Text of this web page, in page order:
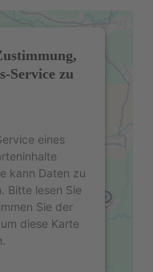
Service zu
eines
kann Daten zu
Bitte lesen Sie
Sie der
diese Karte